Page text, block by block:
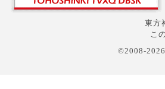
東方
こ
©2008-2026